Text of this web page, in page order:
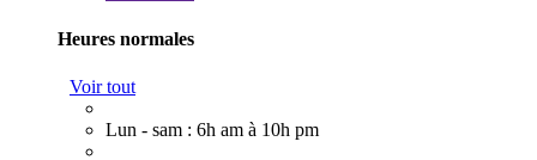
Heures normales
Voir tout
Lun - sam : 6h am à 10h pm